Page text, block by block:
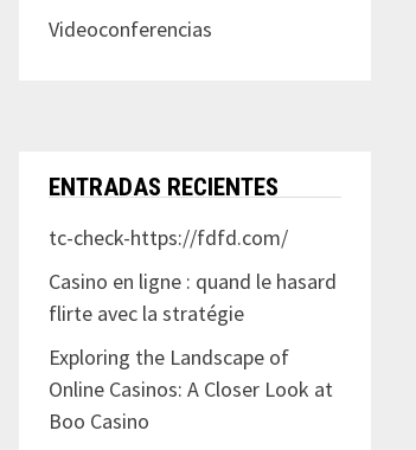
Videoconferencias
ENTRADAS RECIENTES
tc-check-https://fdfd.com/
Casino en ligne : quand le hasard
flirte avec la stratégie
Exploring the Landscape of
Online Casinos: A Closer Look at
Boo Casino